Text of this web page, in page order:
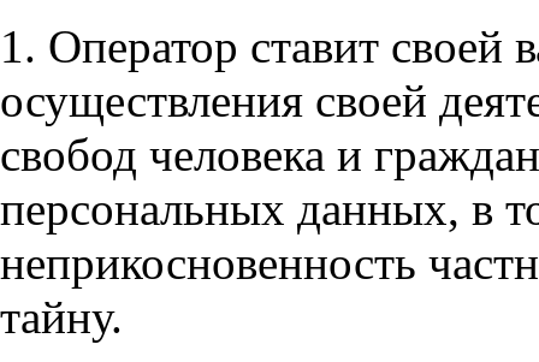
1. Оператор ставит
осуществления своей
свобод человека и
персональных данных, в
неприкосновенность
тайну.